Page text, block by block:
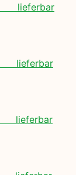
lieferbar
lieferbar
lieferbar